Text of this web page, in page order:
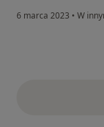
6 marca 2023 • W